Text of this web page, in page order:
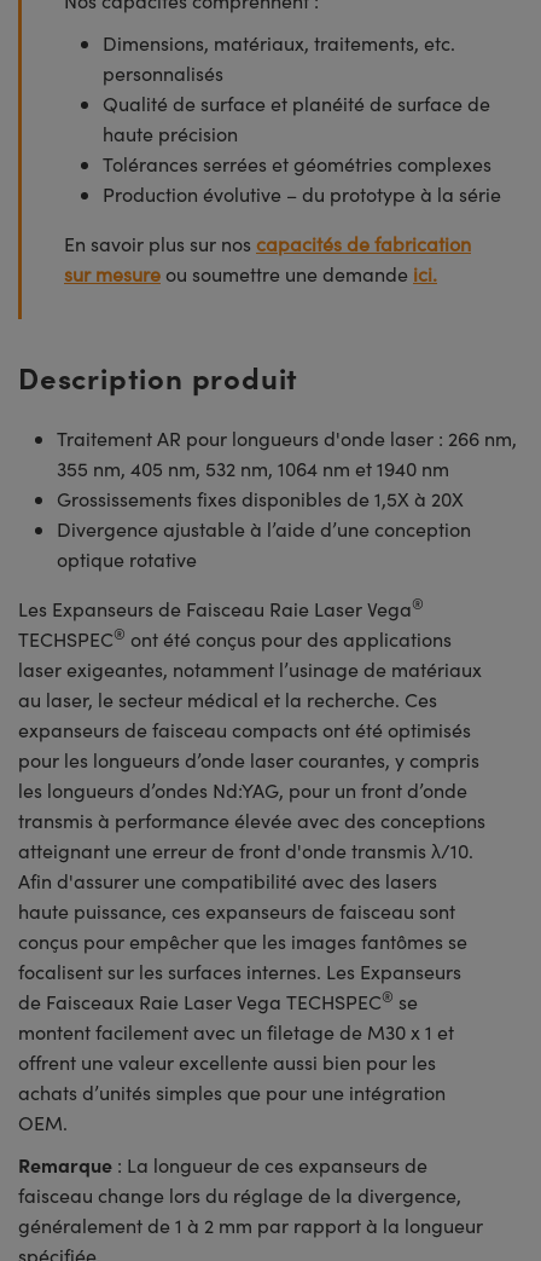
Dimensions, matériaux, traitements, etc.
personnalisés
Qualité de surface et planéité de surface de
haute précision
Tolérances serrées et géométries complexes
Production évolutive – du prototype à la série
En savoir plus sur nos capacités de fabrication
sur mesure ou soumettre une demande ici.
Description produit
Traitement AR pour longueurs d'onde laser : 266 nm,
355 nm, 405 nm, 532 nm, 1064 nm et 1940 nm
Grossissements fixes disponibles de 1,5X à 20X
Divergence ajustable à l’aide d’une conception
optique rotative
Les Expanseurs de Faisceau Raie Laser Vega®
TECHSPEC® ont été conçus pour des applications
laser exigeantes, notamment l’usinage de matériaux
au laser, le secteur médical et la recherche. Ces
expanseurs de faisceau compacts ont été optimisés
pour les longueurs d’onde laser courantes, y compris
les longueurs d’ondes Nd:YAG, pour un front d’onde
transmis à performance élevée avec des conceptions
atteignant une erreur de front d'onde transmis λ/10.
Afin d'assurer une compatibilité avec des lasers
haute puissance, ces expanseurs de faisceau sont
conçus pour empêcher que les images fantômes se
focalisent sur les surfaces internes. Les Expanseurs
de Faisceaux Raie Laser Vega TECHSPEC® se
montent facilement avec un filetage de M30 x 1 et
offrent une valeur excellente aussi bien pour les
achats d’unités simples que pour une intégration
OEM.
Remarque : La longueur de ces expanseurs de
faisceau change lors du réglage de la divergence,
généralement de 1 à 2 mm par rapport à la longueur
spécifiée.